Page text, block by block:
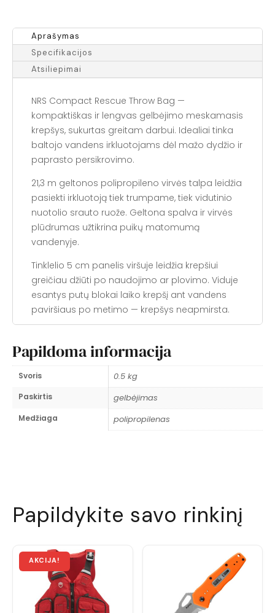
Aprašymas
Specifikacijos
Atsiliepimai
NRS Compact Rescue Throw Bag —
kompaktiškas ir lengvas gelbėjimo meskamasis
krepšys, sukurtas greitam darbui. Idealiai tinka
baltojo vandens irkluotojams dėl mažo dydžio ir
paprasto persikrovimo.
21,3 m geltonos polipropileno virvės talpa leidžia
pasiekti irkluotoją tiek trumpame, tiek vidutinio
nuotolio srauto ruože. Geltona spalva ir virvės
plūdrumas užtikrina puikų matomumą
vandenyje.
Tinklelio 5 cm panelis viršuje leidžia krepšiui
greičiau džiūti po naudojimo ar plovimo. Viduje
esantys putų blokai laiko krepšį ant vandens
paviršiaus po metimo — krepšys neapmirsta.
statine kilpa sukuria lygesnius metimus — virvė
skleidžiasi tolygiai. Persikrovimas paprastas:
virvė grūdama atgal per plačią angą.
Virvė: 21,3 m × 6 mm polipropilenas, lūžio
apkrova 431 kgf (4,2 kN). Svoris: 544 g.
Papildoma informacija
Svoris 0.5 kg
Paskirtis gelbėjimas
Medžiaga polipropilenas
Papildykite savo rinkinį